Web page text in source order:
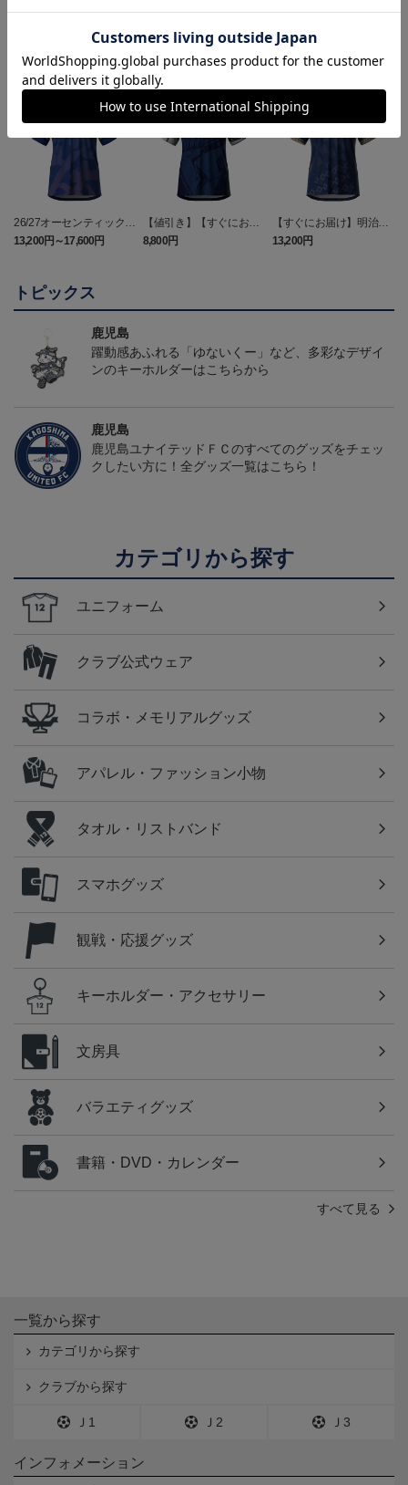
26/27オーセンティックユ
ニフォーム（FP1st）
13,200円～17,600円
【値引き】【すぐにお届
け】2025オーセンティッ
クユニフォーム FP1st
8,800円
【すぐにお届け】明治安
田J2・J3百年構想リーグ
オーセンティックユニフ
13,200円
トピックス
鹿児島
躍動感あふれる「ゆないくー」など、多彩なデザイ
ンのキーホルダーはこちらから
鹿児島
鹿児島ユナイテッドＦＣのすべてのグッズをチェッ
クしたい方に！全グッズ一覧はこちら！
カテゴリから探す
ユニフォーム
クラブ公式ウェア
コラボ・メモリアルグッズ
アパレル・ファッション小物
タオル・リストバンド
スマホグッズ
観戦・応援グッズ
キーホルダー・アクセサリー
文房具
バラエティグッズ
書籍・DVD・カレンダー
すべて見る
一覧から探す
カテゴリから探す
クラブから探す
Ｊ1 Ｊ2 Ｊ3
インフォメーション